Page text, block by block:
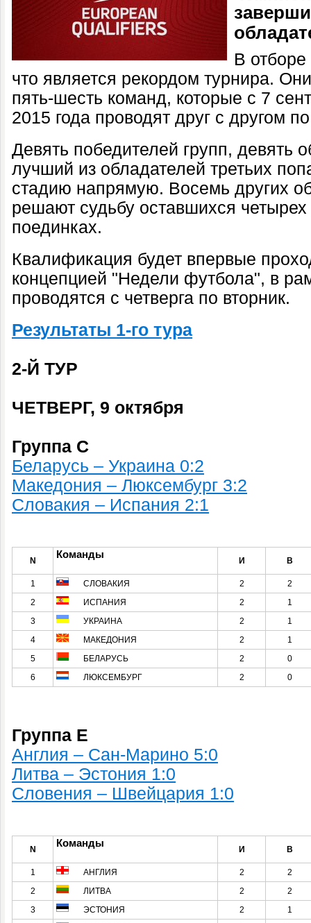
В
что является рекордом турнира.
пять-шесть команд, которые с 7
2015 года проводят друг с другом
Девять победителей групп, девять
лучший из обладателей третьих
стадию напрямую. Восемь других
решают судьбу оставшихся четырех
поединках.
Квалификация будет впервые
концепцией "Недели футбола", в
проводятся с четверга по вторник.
Результаты 1-го тура
2-Й ТУР
ЧЕТВЕРГ, 9 октября
Группа C
Беларусь – Украина 0:2
Македония – Люксембург 3:2
Словакия – Испания 2:1
N
Команды
И В
1 СЛОВАКИЯ 2
2
2
ИСПАНИЯ 2
1
3
УКРАИНА 2
1
4
МАКЕДОНИЯ 2
1
5
БЕЛАРУСЬ 2
0
6
ЛЮКСЕМБУРГ 2 0
Группа E
Англия – Сан-Марино 5:0
Литва – Эстония 1:0
Словения – Швейцария 1:0
N
Команды
И В
1 АНГЛИЯ 2
2
2
ЛИТВА 2
2
3
ЭСТОНИЯ 2
1